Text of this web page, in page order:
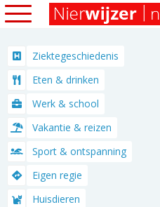
Ziektegeschiedenis
Eten & drinken
Werk & school
Vakantie & reizen
Sport & ontspanning
Eigen regie
Huisdieren